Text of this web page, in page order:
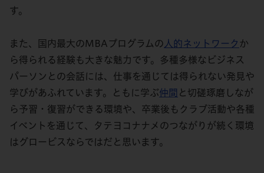
す。
また、国内最大のMBAプログラムの 人的ネットワーク か
ら得られる経験も大きな魅力です。多種多様なビジネス
パーソンとの会話には、仕事を通じては得られない発見や
学びがあふれています。ともに学ぶ仲間 と切磋琢磨しなが
ら予習・復習ができる環境や、卒業後もクラブ活動や各種
イベントを通じて、タテヨコナナメのつながりが続く環境
はグロービスならではだと思います。